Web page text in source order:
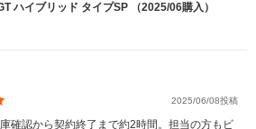
ハイブリッド タイプSP （2025/06購入）
2025/06/08投稿
確認から契約終了まで約2時間。担当の方もビ